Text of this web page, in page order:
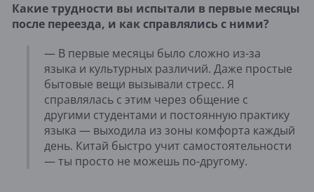
Какие трудности вы испытали в первые месяцы
после переезда, и как справлялись с ними?
— В первые месяцы было сложно из-за
языка и культурных различий. Даже простые
бытовые вещи вызывали стресс. Я
справлялась с этим через общение с
другими студентами и постоянную практику
языка — выходила из зоны комфорта каждый
день. Китай быстро учит самостоятельности
— ты просто не можешь по-другому.